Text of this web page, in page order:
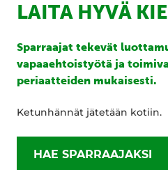
LAITA HYVÄ
Sparraajat tekevät
vapaaehtoistyötä ja
periaatteiden mukaisesti.
Ketunhännät jätetään kotiin.
HAE SPARRAAJAKSI